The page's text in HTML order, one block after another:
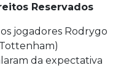
Reservados
jogadores Rodrygo
da expectativa